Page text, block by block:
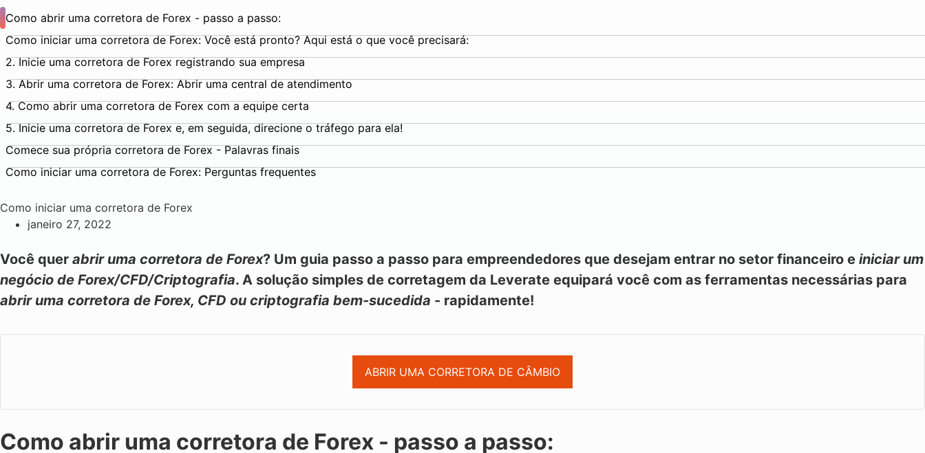
Como abrir uma corretora de Forex - passo a passo:
Como iniciar uma corretora de Forex: Você está pronto? Aqui está o que você precisará:
2. Inicie uma corretora de Forex registrando sua empresa
3. Abrir uma corretora de Forex: Abrir uma central de atendimento
4. Como abrir uma corretora de Forex com a equipe certa
5. Inicie uma corretora de Forex e, em seguida, direcione o tráfego para ela!
Comece sua própria corretora de Forex - Palavras finais
Como iniciar uma corretora de Forex: Perguntas frequentes
Como iniciar uma corretora de Forex
janeiro 27, 2022
Você quer abrir uma corretora de Forex? Um guia passo a passo para empreendedores que desejam entrar no setor financeiro e iniciar um
negócio de Forex/CFD/Criptografia. A solução simples de corretagem da Leverate equipará você com as ferramentas necessárias para
abrir uma corretora de Forex, CFD ou criptografia bem-sucedida - rapidamente!
ABRIR UMA CORRETORA DE CÂMBIO
Como abrir uma corretora de Forex - passo a passo: